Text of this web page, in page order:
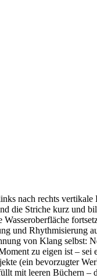
nach rechts
Striche kurz und
und Rhythmisierung
von Klang selbst:
zu eigen ist –
(ein bevorzugter
mit leeren Büchern –